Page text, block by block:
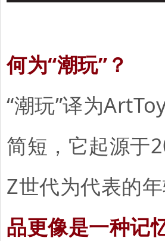
何为“潮玩”？
“潮玩”译为
简短，它起源于
Z世代为代表的
品更像是一种记